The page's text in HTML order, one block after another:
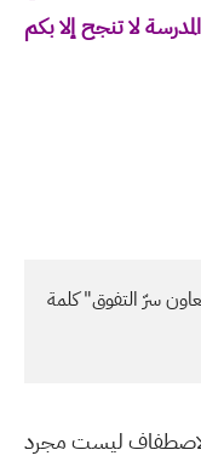
لا تنجح إلا بكم
سرّ التفوق" كلمة
ليست مجرد